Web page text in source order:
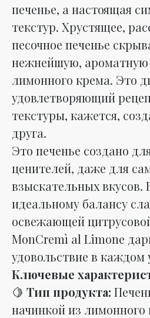
печенье, а настоящая
текстур. Хрустящее,
песочное печенье
нежнейшую, ароматную
лимонного крема. Это
удовлетворяющий
текстуры, кажется,
друга.
Это печенье создано
ценителей, даже для
взыскательных вкусов.
идеальному балансу
освежающей
MonCremì al Limone
удовольствие в каждом
Ключевые
🍋 Тип продукта:
начинкой из